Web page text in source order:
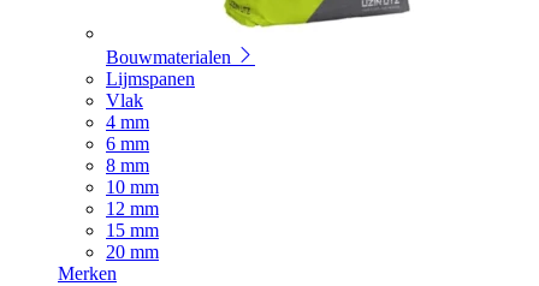
Bouwmaterialen
Lijmspanen
Vlak
4 mm
6 mm
8 mm
10 mm
12 mm
15 mm
20 mm
Merken